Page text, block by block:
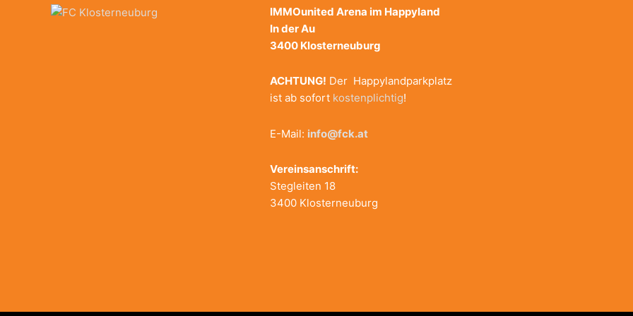
IMMOunited Arena im Happyland
In der Au
3400 Klosterneuburg
ACHTUNG! Der Happylandparkplatz
ist ab sofort kostenplichtig!
E-Mail: info@fck.at
Vereinsanschrift:
Stegleiten 18
3400 Klosterneuburg